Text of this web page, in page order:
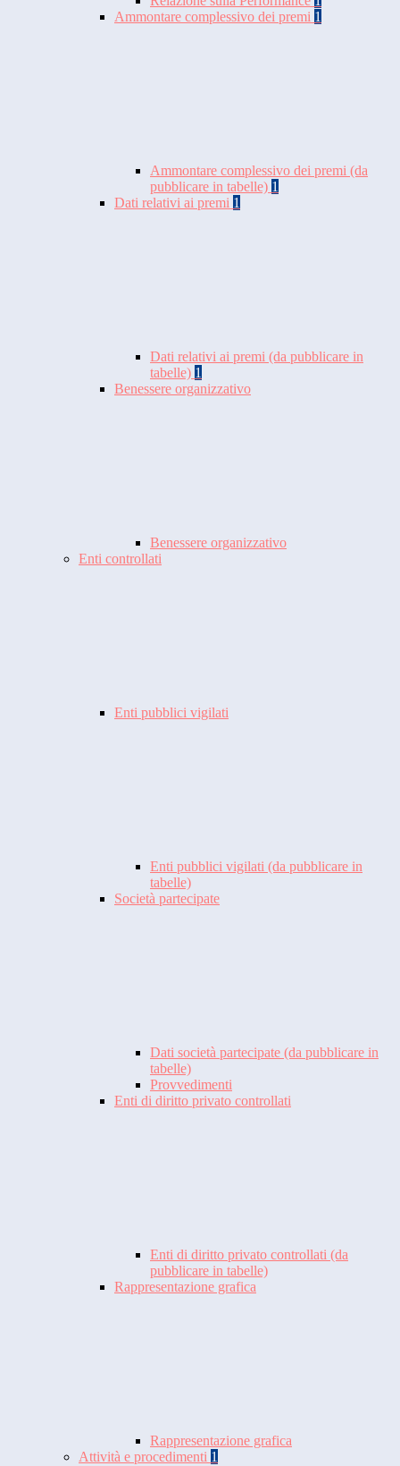
Ammontare complessivo dei premi 1
Ammontare complessivo dei premi (da
pubblicare in tabelle) 1
Dati relativi ai premi 1
Dati relativi ai premi (da pubblicare in
tabelle) 1
Benessere organizzativo
Benessere organizzativo
Enti controllati
Enti pubblici vigilati
Enti pubblici vigilati (da pubblicare in
tabelle)
Società partecipate
Dati società partecipate (da pubblicare in
tabelle)
Provvedimenti
Enti di diritto privato controllati
Enti di diritto privato controllati (da
pubblicare in tabelle)
Rappresentazione grafica
Rappresentazione grafica
Attività e procedimenti 1